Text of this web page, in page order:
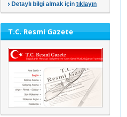
Detaylı bilgi almak için tıklayın
T.C. Resmi Gazete